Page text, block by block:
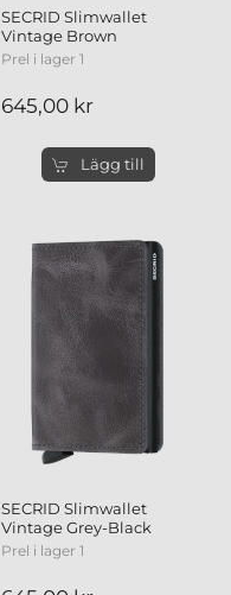
SECRID Slimwallet
Vintage Brown
Prel i lager 1
645,00 kr
Lägg till
SECRID Slimwallet
Vintage Grey-Black
Prel i lager 1